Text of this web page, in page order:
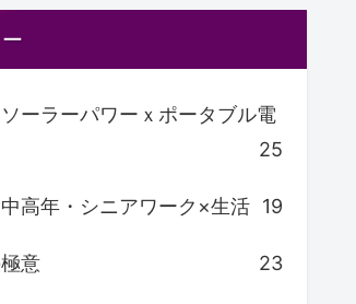
ーラーパワーｘポータブル電
25
高年・シニアワーク×生活 19
意 23